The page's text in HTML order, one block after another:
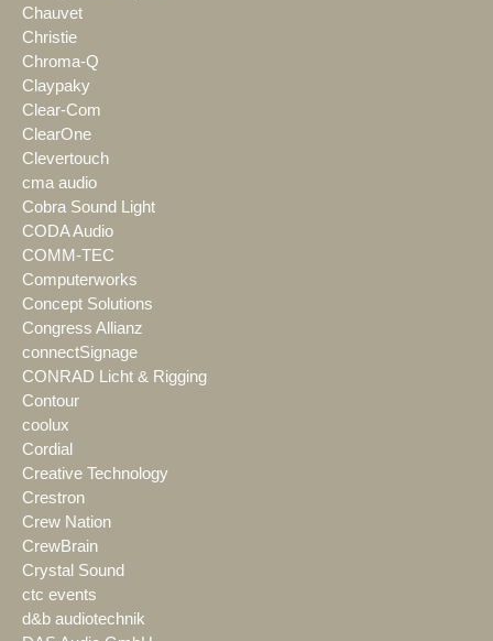
Chauvet
Christie
Chroma-Q
Claypaky
Clear-Com
ClearOne
Clevertouch
cma audio
Cobra Sound Light
CODA Audio
COMM-TEC
Computerworks
Concept Solutions
Congress Allianz
connectSignage
CONRAD Licht & Rigging
Contour
coolux
Cordial
Creative Technology
Crestron
Crew Nation
CrewBrain
Crystal Sound
ctc events
d&b audiotechnik